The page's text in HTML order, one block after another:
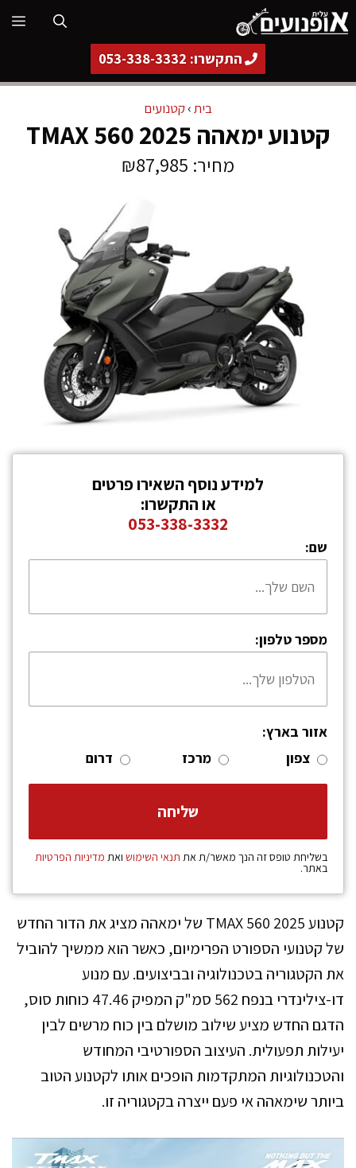
לדלג
לתוכן
התקשרו: 053-338-3332
בית›קטנועים
קטנוע ימאהה TMAX 560 2025
מחיר: ₪87,985
למידע נוסף השאירו פרטים
או התקשרו:
053-338-3332
שם:
מספר טלפון:
אזור בארץ:
צפון
מרכז דרום
בשליחת טופס זה הנך מאשר/ת את תנאי השימוש ואת מדיניות הפרטיות
באתר.
קטנוע TMAX 560 2025 של ימאהה מציג את הדור החדש
של קטנועי הספורט הפרימיום, כאשר הוא ממשיך להוביל
את הקטגוריה בטכנולוגיה ובביצועים. עם מנוע
דו-צילינדרי בנפח 562 סמ"ק המפיק 47.46 כוחות סוס,
הדגם החדש מציע שילוב מושלם בין כוח מרשים לבין
יעילות תפעולית. העיצוב הספורטיבי המחודש
והטכנולוגיות המתקדמות הופכים אותו לקטנוע הטוב
ביותר שימאהה אי פעם ייצרה בקטגוריה זו.